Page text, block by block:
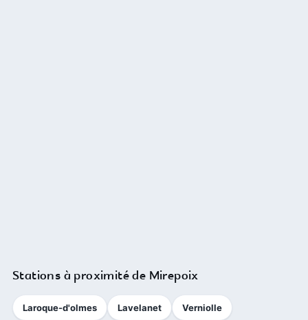
Stations à proximité de Mirepoix
Laroque-d'olmes Lavelanet Verniolle